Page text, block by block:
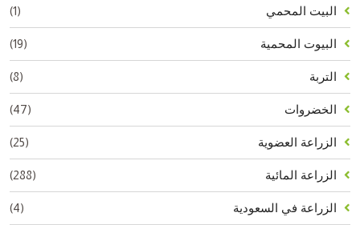
البيت المحمي (1)
البيوت المحمية (19)
التربة (8)
الخضروات (47)
الزراعة العضوية (25)
الزراعة المائية (288)
الزراعة في السعودية (4)